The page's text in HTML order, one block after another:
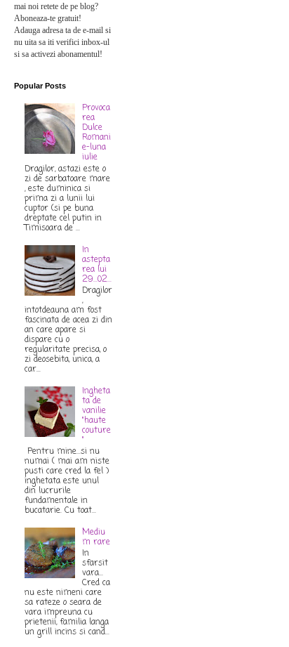
mai noi retete de pe blog?
Aboneaza-te gratuit!
Adauga adresa ta de e-mail si
nu uita sa iti verifici inbox-ul
si sa activezi abonamentul!
Popular Posts
Provoca
rea
Dulce
Romani
e-luna
iulie
Dragilor, astazi este o
zi de sarbatoare mare
, este duminica si
prima zi a lunii lui
cuptor (si pe buna
dreptate cel putin in
Timisoara de ...
In
astepta
rea lui
29...02...
Dragilor
,
intotdeauna am fost
fascinata de acea zi din
an care apare si
dispare cu o
regularitate precisa, o
zi deosebita, unica, a
car...
Ingheta
ta de
vanilie
"haute
couture
"
Pentru mine...si nu
numai ( mai am niste
pusti care cred la fel )
inghetata este unul
din lucrurile
fundamentale in
bucatarie. Cu toat...
Mediu
m rare
In
sfarsit
vara...
Cred ca
nu este nimeni care
sa rateze o seara de
vara impreuna cu
prietenii, familia langa
un grill incins si cand...